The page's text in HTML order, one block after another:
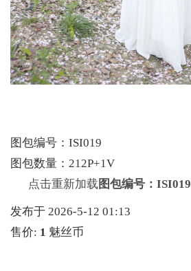
图包编号：ISI019
图包数量：212P+1V
点击重新加载 图包编号：ISI019
发布于 2026-5-12 01:13
售价: 1 魅丝币